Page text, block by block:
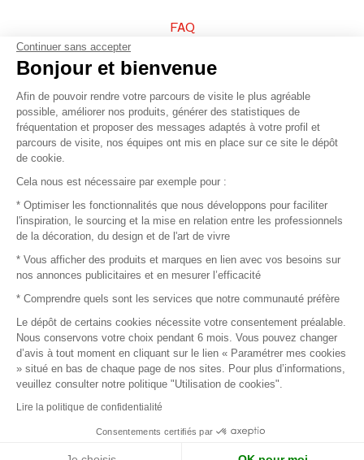
FAQ
Vendez vos produits
Plan du site
© 2016 –Organisation SAFI
Recrutement
Mentions légales
Conditions commerciales
Piano Analytics
Continuer sans accepter
Bonjour et bienvenue
Afin de pouvoir rendre votre parcours de visite le plus agréable
possible, améliorer nos produits, générer des statistiques de
fréquentation et proposer des messages adaptés à votre profil et
parcours de visite, nos équipes ont mis en place sur ce site le dépôt
de cookie.
Cela nous est nécessaire par exemple pour :
* Optimiser les fonctionnalités que nous développons pour faciliter
l'inspiration, le sourcing et la mise en relation entre les professionnels
de la décoration, du design et de l'art de vivre
* Vous afficher des produits et marques en lien avec vos besoins sur
nos annonces publicitaires et en mesurer l’efficacité
* Comprendre quels sont les services que notre communauté préfère
Le dépôt de certains cookies nécessite votre consentement préalable.
Nous conservons votre choix pendant 6 mois. Vous pouvez changer
d’avis à tout moment en cliquant sur le lien « Paramétrer mes cookies
» situé en bas de chaque page de nos sites. Pour plus d’informations,
veuillez consulter notre politique "Utilisation de cookies".
Lire la politique de confidentialité
Consentements certifiés par